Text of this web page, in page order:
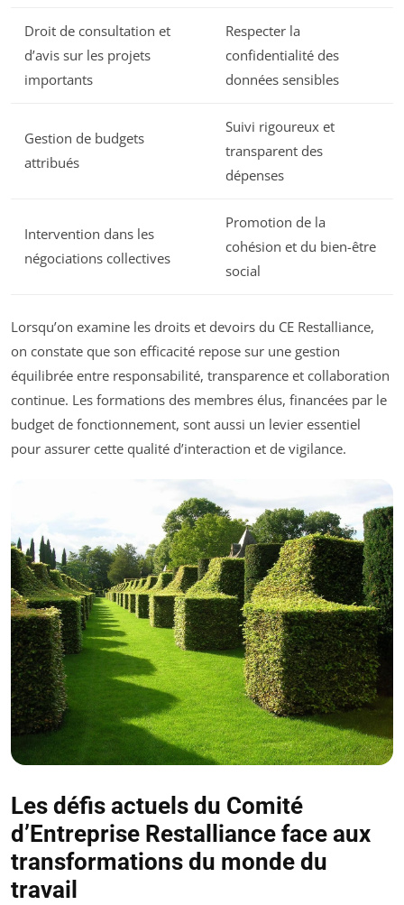
Droit de consultation et
d’avis sur les projets
importants
Respecter la
confidentialité des
données sensibles
Gestion de budgets
attribués
Suivi rigoureux et
transparent des
dépenses
Intervention dans les
négociations collectives
Promotion de la
cohésion et du bien-être
social
Lorsqu’on examine les droits et devoirs du CE Restalliance,
on constate que son efficacité repose sur une gestion
équilibrée entre responsabilité, transparence et collaboration
continue. Les formations des membres élus, financées par le
budget de fonctionnement, sont aussi un levier essentiel
pour assurer cette qualité d’interaction et de vigilance.
Les défis actuels du Comité
d’Entreprise Restalliance face aux
transformations du monde du
travail